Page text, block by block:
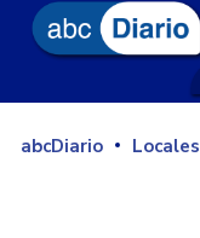
abcDiario Locales